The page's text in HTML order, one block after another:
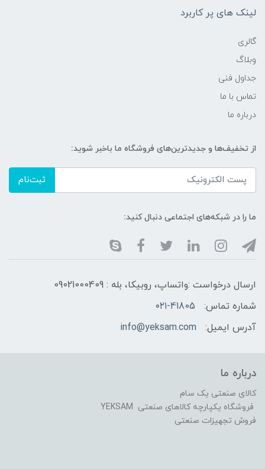
لینک های پر کاربرد
گالری
وبلاگ
جداول فنی
تماس با ما
درباره ما
از تخفیف‌ها و جدیدترین‌های فروشگاه ما باخبر شوید:
ثبت‌نام
ما را در شبکه‌های اجتماعی دنبال کنید:
ارسال درخواست :واتساپ، روبیکا، بله : 09021000409
شماره تماس:
۰۲۱-41805
آدرس ایمیل:
info@yeksam.com
درباره ما
کالای صنعتی یک سام
فروشگاه یکپارچه کالاهای صنعتی YEKSAM
فروش تجهیزات صنعتی